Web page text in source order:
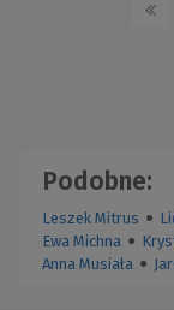
Podobne:
Leszek Mitrus ●
Ewa Michna ●
Anna Musiała ●